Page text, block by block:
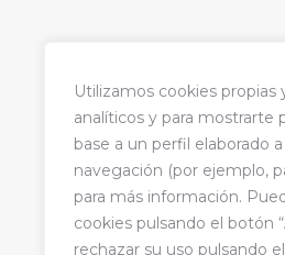
Utilizamos cookies propias
analíticos y para mostrarte
base a un perfil elaborado
navegación (por ejemplo,
para más información.
cookies pulsando el botón
rechazar su uso pulsando